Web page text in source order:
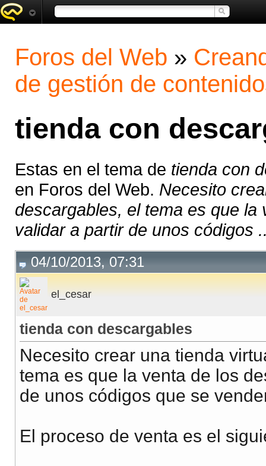
Foros del Web »
de gestión de
tienda con
Estas en el tema de tienda con
en Foros del Web. Necesito
descargables, el tema es que
validar a partir de unos códigos
04/10/2013, 07:31
el_cesar
tienda con descargables
Necesito crear una tienda
tema es que la venta de los
de unos códigos que se
El proceso de venta es el